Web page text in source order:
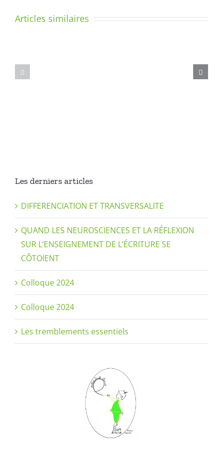
Articles similaires
Un
Les derniers articles
DIFFERENCIATION ET TRANSVERSALITE
QUAND LES NEUROSCIENCES ET LA RÉFLEXION
SUR L’ENSEIGNEMENT DE L’ÉCRITURE SE
CÔTOIENT
Colloque 2024
Colloque 2024
Les tremblements essentiels